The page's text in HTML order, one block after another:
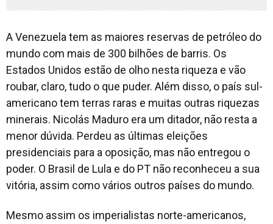
A Venezuela tem as maiores reservas de petróleo do
mundo com mais de 300 bilhões de barris. Os
Estados Unidos estão de olho nesta riqueza e vão
roubar, claro, tudo o que puder. Além disso, o país sul-
americano tem terras raras e muitas outras riquezas
minerais. Nicolás Maduro era um ditador, não resta a
menor dúvida. Perdeu as últimas eleições
presidenciais para a oposição, mas não entregou o
poder. O Brasil de Lula e do PT não reconheceu a sua
vitória, assim como vários outros países do mundo.
Mesmo assim os imperialistas norte-americanos,